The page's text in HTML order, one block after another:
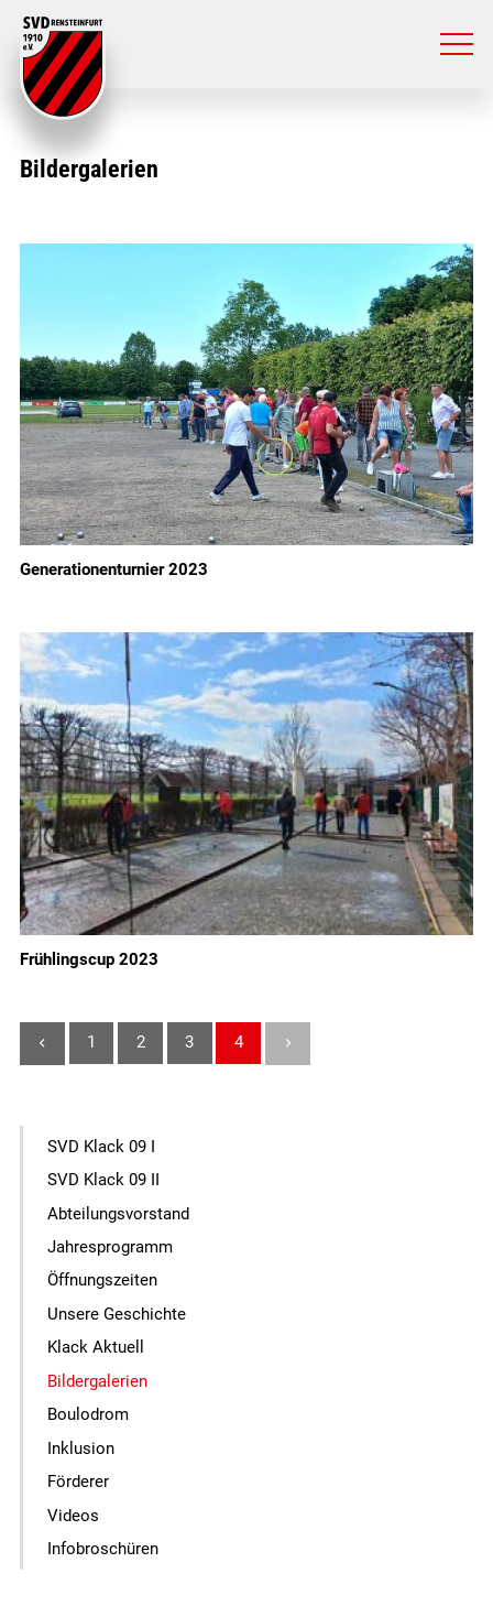
Bildergalerien
Generationenturnier 2023
Frühlingscup 2023
1 2 3 4
SVD Klack 09 I
SVD Klack 09 II
Abteilungsvorstand
Jahresprogramm
Öffnungszeiten
Unsere Geschichte
Klack Aktuell
Bildergalerien
Boulodrom
Inklusion
Förderer
Videos
Infobroschüren